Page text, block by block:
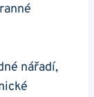
nářadí,